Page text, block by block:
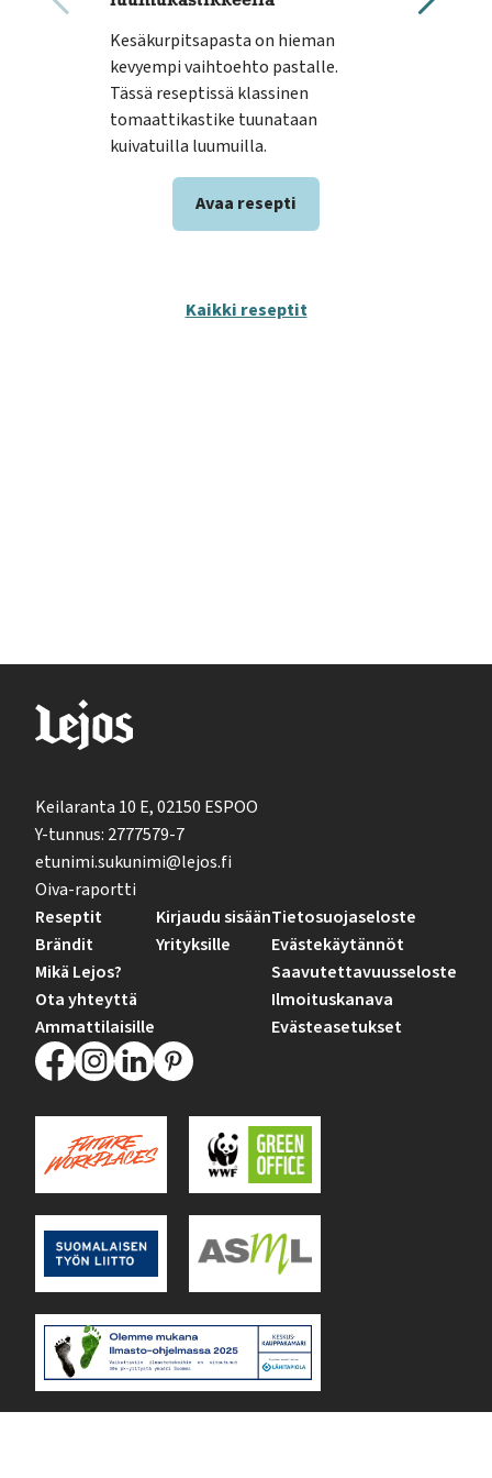
Kesäkurpitsapasta on hieman
kevyempi vaihtoehto pastalle.
Tässä reseptissä klassinen
tomaattikastike tuunataan
kuivatuilla luumuilla.
Avaa resepti
Kaikki reseptit
Keilaranta 10 E, 02150 ESPOO
Y-tunnus: 2777579-7
etunimi.sukunimi@lejos.fi
Oiva-raportti
Reseptit
Brändit
Mikä Lejos?
Ota yhteyttä
Ammattilaisille
Kirjaudu sisään
Yrityksille
Tietosuojaseloste
Evästekäytännöt
Saavutettavuusseloste
Ilmoituskanava
Evästeasetukset